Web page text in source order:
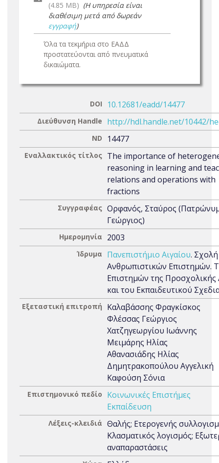
(4.85 MB) (Η υπηρεσία είναι
διαθέσιμη μετά από δωρεάν
εγγραφή)
Όλα τα τεκμήρια στο ΕΑΔΔ
προστατεύονται από πνευματικά
δικαιώματα.
DOI 10.12681/eadd/14477
Διεύθυνση Handle http://hdl.handle.net/10442/
ND 14477
Εναλλακτικός τίτλος The importance of
reasoning in learning and
relations and operations with
fractions
Συγγραφέας Ορφανός, Σταύρος
Γεώργιος)
Ημερομηνία 2003
Ίδρυμα Πανεπιστήμιο Αιγαίου. Σχολή
Ανθρωπιστικών Επιστημών.
Επιστημών της Προσχολικής
και του Εκπαιδευτικού
Εξεταστική επιτροπή
Καλαβάσσης Φραγκίσκος
Φλέσσας Γεώργιος
Χατζηγεωργίου Ιωάννης
Μειμάρης Ηλίας
Αθανασιάδης Ηλίας
Δημητρακοπούλου Αγγελική
Καφούση Σόνια
Επιστημονικό πεδίο
Κοινωνικές Επιστήμες
Εκπαίδευση
Λέξεις-κλειδιά Θαλής; Ετερογενής
Κλασματικός λογισμός;
αναπαραστάσεις